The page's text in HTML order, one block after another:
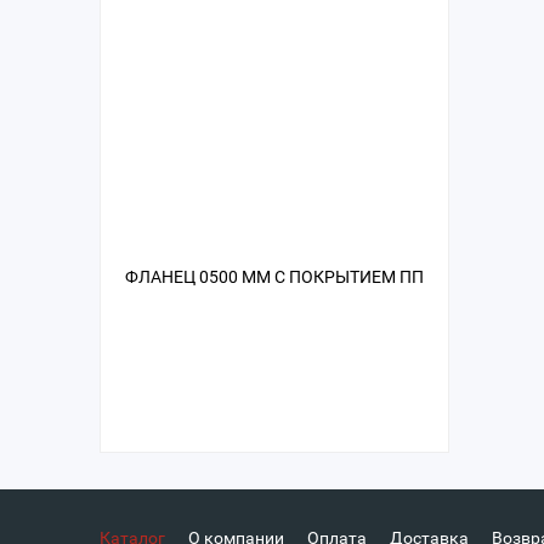
ФЛАНЕЦ 0500 ММ С ПОКРЫТИЕМ ПП
Каталог О компании Оплата Доставка